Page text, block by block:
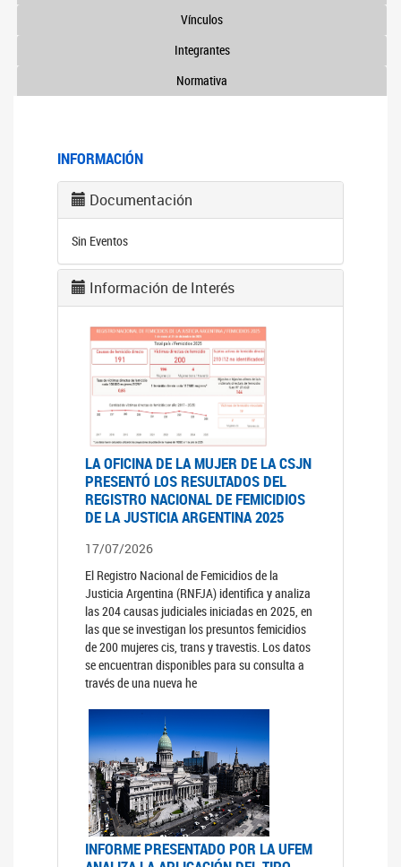
Vínculos
Integrantes
Normativa
INFORMACIÓN
Documentación
Sin Eventos
Información de Interés
LA OFICINA DE LA MUJER DE LA CSJN
PRESENTÓ LOS RESULTADOS DEL
REGISTRO NACIONAL DE FEMICIDIOS
DE LA JUSTICIA ARGENTINA 2025
17/07/2026
El Registro Nacional de Femicidios de la
Justicia Argentina (RNFJA) identifica y analiza
las 204 causas judiciales iniciadas en 2025, en
las que se investigan los presuntos femicidios
de 200 mujeres cis, trans y travestis. Los datos
se encuentran disponibles para su consulta a
través de una nueva he
INFORME PRESENTADO POR LA UFEM